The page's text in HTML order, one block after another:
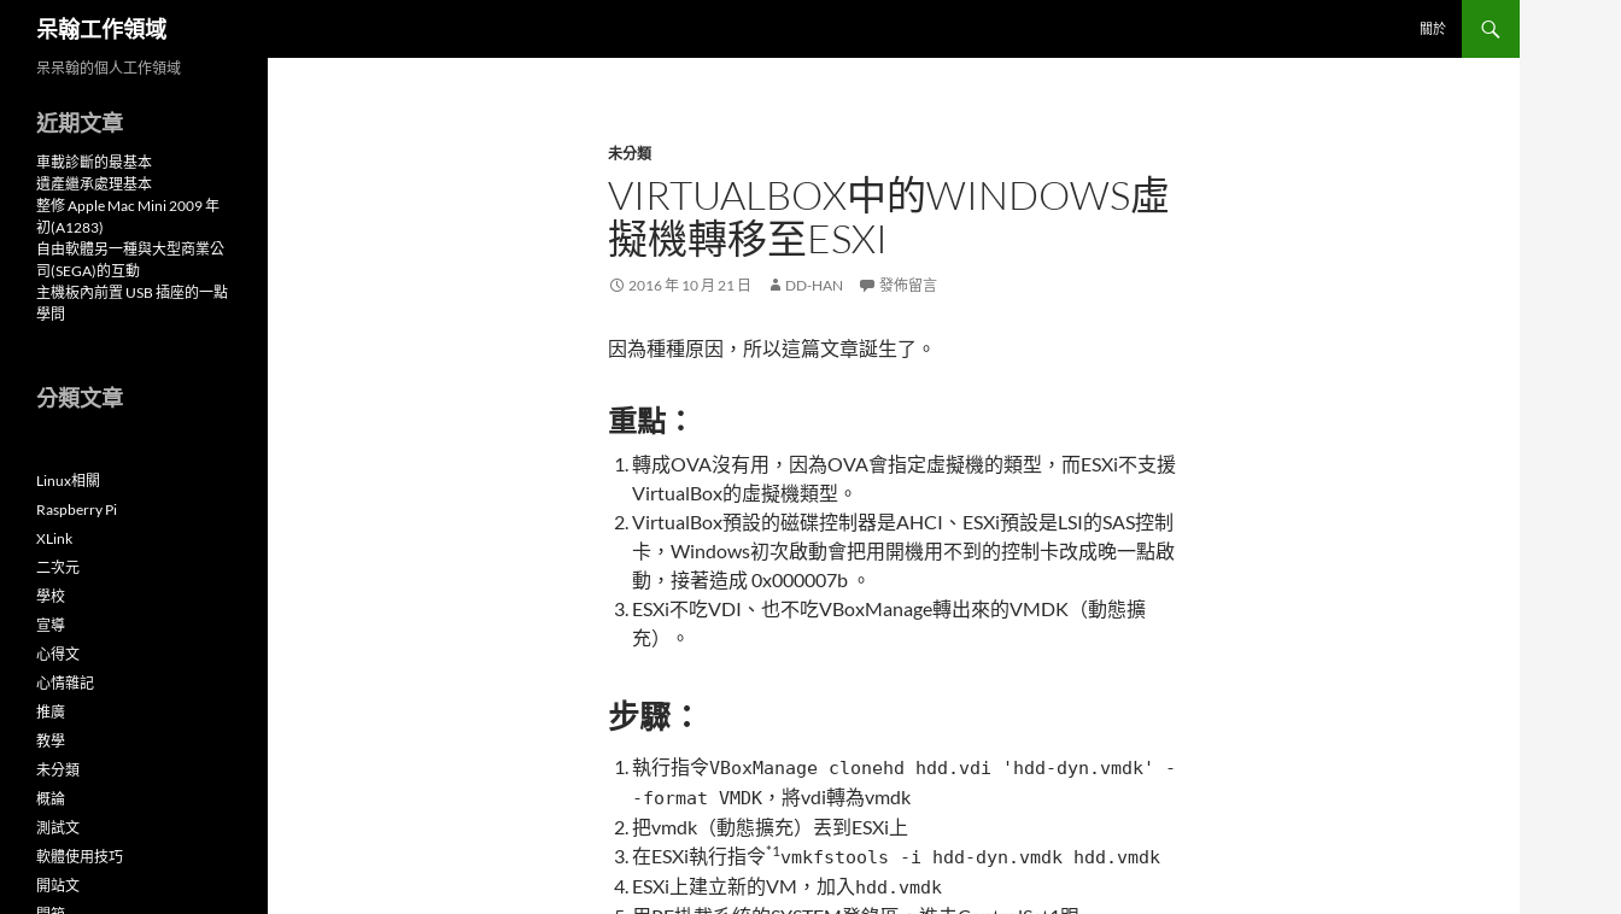
呆翰工作領域 關於
未分類
VIRTUALBOX中的WINDOWS虛
擬機轉移至ESXI
2016 年 10 月 21 日 DD-HAN 發佈留言
因為種種原因，所以這篇文章誕生了。
重點：
轉成OVA沒有用，因為OVA會指定虛擬機的類型，而ESXi不支援
VirtualBox的虛擬機類型。
VirtualBox預設的磁碟控制器是AHCI、ESXi預設是LSI的SAS控制
卡，Windows初次啟動會把用開機用不到的控制卡改成晚一點啟
動，接著造成 0x000007b 。
ESXi不吃VDI、也不吃VBoxManage轉出來的VMDK（動態擴
充）。
步驟：
執行指令VBoxManage clonehd hdd.vdi 'hdd-dyn.vmdk' -
-format VMDK ，將vdi轉為vmdk
把vmdk（動態擴充）丟到ESXi上
在ESXi執行指令*1 vmkfstools -i hdd-dyn.vmdk hdd.vmdk
ESXi上建立新的VM，加入 hdd.vmdk
呆呆翰的個人工作領域
近期文章
車載診斷的最基本
遺產繼承處理基本
整修 Apple Mac Mini 2009 年
初(A1283)
自由軟體另一種與大型商業公
司(SEGA)的互動
主機板內前置 USB 插座的一點
學問
分類文章
Linux相關
Raspberry Pi
XLink
二次元
學校
宣導
心得文
心情雜記
推廣
教學
未分類
概論
測試文
軟體使用技巧
開站文